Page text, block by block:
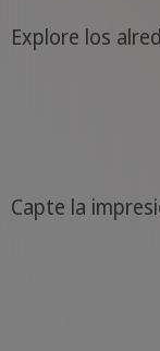
Explore los
Capte la